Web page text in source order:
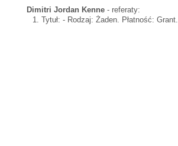
Dimitri Jordan Kenne - referaty:
Tytuł: - Rodzaj: Żaden. Płatność: Grant.